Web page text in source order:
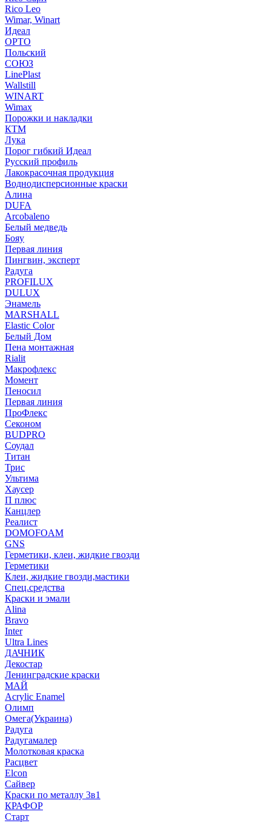
Rico Leo
Wimar, Winart
Идеал
ОРТО
Польский
СОЮЗ
LinePlast
Wallstill
WINART
Wimax
Порожки и накладки
КТМ
Лука
Порог гибкий Идеал
Русский профиль
Лакокрасочная продукция
Воднодисперсионные краски
Алина
DUFA
Arcobaleno
Белый медведь
Бояу
Первая линия
Пингвин, эксперт
Радуга
PROFILUX
DULUX
Энамель
MARSHALL
Elastic Color
Белый Дом
Пена монтажная
Rialit
Макрофлекс
Момент
Пеносил
Первая линия
ПроФлекс
Секоном
BUDPRO
Соудал
Титан
Трис
Ультима
Хаусер
П плюс
Канцлер
Реалист
DOMOFOAM
GNS
Герметики, клеи, жидкие гвозди
Герметики
Клеи, жидкие гвозди,мастики
Спец.средства
Краски и эмали
Alina
Bravo
Inter
Ultra Lines
ДАЧНИК
Декостар
Ленинградские краски
МАЙ
Acrylic Enamel
Олимп
Омега(Украина)
Радуга
Радугамалер
Молотковая краска
Расцвет
Elcon
Сайвер
Краски по металлу 3в1
КРАФОР
Старт